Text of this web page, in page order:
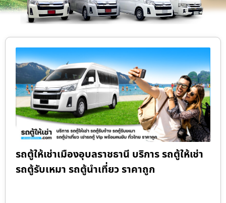
รถตู้ให้เช่าเมืองอุบลราชธานี บริการ รถตู้ให้เช่า
รถตู้รับเหมา รถตู้นำเที่ยว ราคาถูก